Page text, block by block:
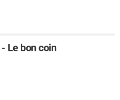
Le bon coin